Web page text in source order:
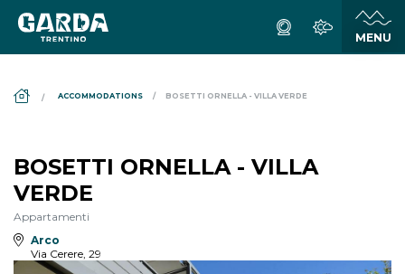
ACCOMMODATIONS BOSETTI ORNELLA - VILLA VERDE
BOSETTI ORNELLA - VILLA
VERDE
Appartamenti
Arco
Via Cerere, 29